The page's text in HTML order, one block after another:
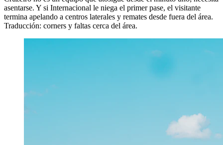
asentarse. Y si Internacional le niega el primer pase, el visitante
termina apelando a centros laterales y remates desde fuera del área.
Traducción: corners y faltas cerca del área.